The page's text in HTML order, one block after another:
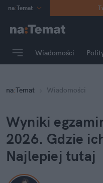
na:Temat
Poland
mama
Rozrywka
Wiadomości
na:Temat Wiadomości
Wyniki
2026. Gdzie
Najlepiej tutaj